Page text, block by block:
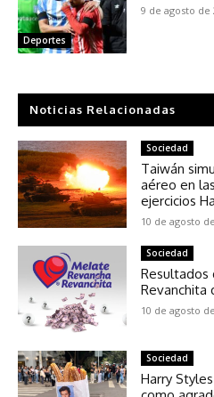
Deportes
9 de agosto de
Noticias Relacionadas
Sociedad
Taiwán
aéreo en
ejercicios
10 de agosto
Sociedad
Resultados
Revanchita
10 de agosto
Sociedad
Harry